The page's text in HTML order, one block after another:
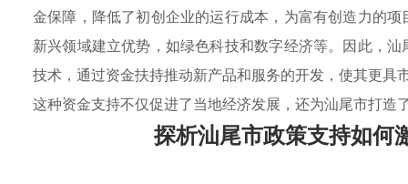
金保障，降低了初创企业的运行成本，为富有创造力的
新兴领域建立优势，如绿色科技和数字经济等。因此，
技术，通过资金扶持推动新产品和服务的开发，使其更具
这种资金支持不仅促进了当地经济发展，还为汕尾市打造
探析汕尾市政策支持如何